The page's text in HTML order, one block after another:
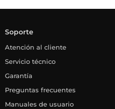
Soporte
Atención al cliente
Servicio técnico
Garantía
Preguntas frecuentes
Manuales de usuario